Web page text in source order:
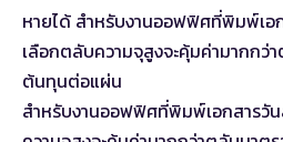
หายได้ สำหรับงานออฟฟิศที่พิมพ์เอ
เลือกตลับความจุสูงจะคุ้มค่ามากกว่
ต้นทุนต่อแผ่น
สำหรับงานออฟฟิศที่พิมพ์เอกสารวั